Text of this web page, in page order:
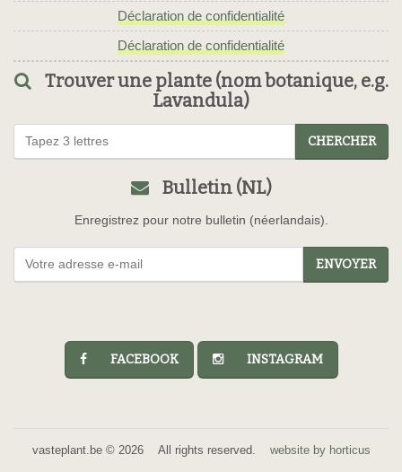
Déclaration de confidentialité
Déclaration de confidentialité
Trouver une plante (nom botanique, e.g.
Lavandula)
CHERCHER
Bulletin (NL)
Enregistrez pour notre bulletin (néerlandais).
ENVOYER
FACEBOOK INSTAGRAM
vasteplant.be © 2026 All rights reserved. website by horticus